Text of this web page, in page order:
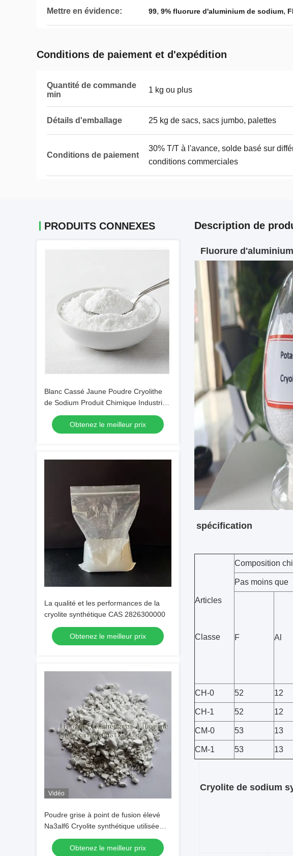
Mettre en évidence: 99, 9% fluorure d'aluminium de sodium,
Conditions de paiement et d'expédition
Quantité de commande
min
1 kg ou plus
Détails d'emballage 25 kg de sacs, sacs jumbo, palettes
Conditions de paiement
30% T/T à l'avance, solde basé sur
conditions commerciales
PRODUITS CONNEXES
Blanc Cassé Jaune Poudre Cryolithe
de Sodium Produit Chimique Industriel
avec un Poids Moléculaire de 209,94
Obtenez le meilleur prix
La qualité et les performances de la
cryolite synthétique CAS 2826300000
Obtenez le meilleur prix
Vidéo
Poudre grise à point de fusion élevé
Na3alf6 Cryolite synthétique utilisée
comme flux d'électrolyse de
l'aluminiumObtenez le meilleur prix
Description de
Fluorure
spécification
Articles
Classe
Composition
Pas moins que
F Al
CH-0 52 12
CH-1 52 12
CM-0 53 13
CM-1 53 13
Cryolite de sodium